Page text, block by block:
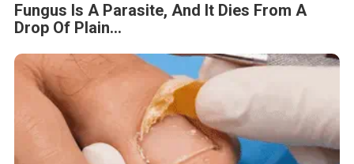
Fungus Is A Parasite, And It Dies From A
Drop Of Plain...